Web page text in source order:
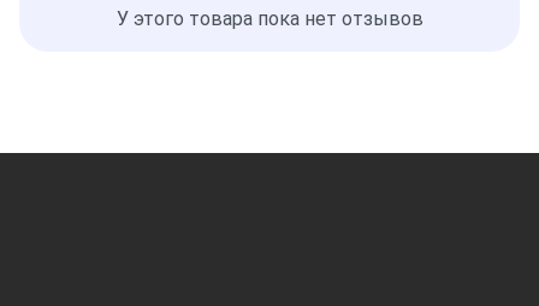
У этого товара пока нет отзывов